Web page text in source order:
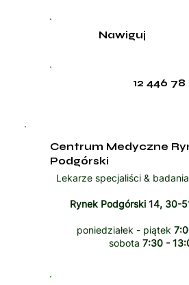
12 446 78
Nawiguj
Centrum Medyczne
Podgórski
Lekarze specjaliści &
Rynek Podgórski 14, 30-
poniedziałek - piątek
sobota 7:30 -